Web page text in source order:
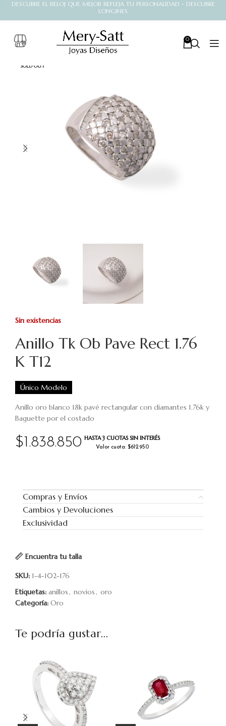
DESCUBRE EL RELOJ QUE MEJOR REFLEJA TU PERSONALIDAD - DESCUBRE
LONGINES
0
SOLD OUT
Anillo Tk Ob Pave Rect 1.76
K T12
$1.838.850 HASTA 3 CUOTAS SIN INTERÉS
Valor cuota: $612.950
Único Modelo
Anillo oro blanco 18k pavé rectangular con diamantes 1.76k y
Baguette por el costado
Sin existencias
Encuentra tu talla
Compras y Envíos
Cambios y Devoluciones
Exclusividad
SKU: 1-4-102-176
Categoría: Oro
Etiquetas: anillos, novios, oro
Te podría gustar...